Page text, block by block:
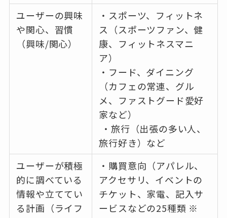
ユーザーの興味
や関心、習慣
（興味/関心）
・スポーツ、フィットネ
ス（スポーツファン、健
康、フィットネスマニ
ア）
・フード、ダイニング
（カフェの常連、グル
メ、ファストグード愛好
家など）
・旅行（出張の多い人、
旅行好き）など
ユーザーが積極
的に調べている
情報や立ててい
る計画（ライフ
・購買意向（アパレル、
アクセサリ、イベントの
チケット、家電、記入サ
ービスなどの25種類 ※